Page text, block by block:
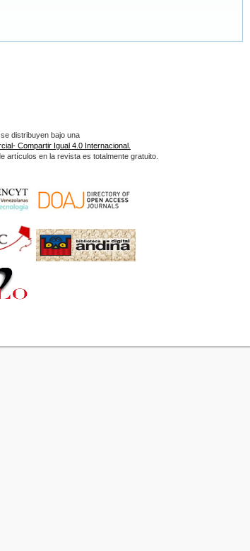
distribuyen bajo una
Compartir Igual 4.0 Internacional.
artículos en la revista es totalmente gratuito.